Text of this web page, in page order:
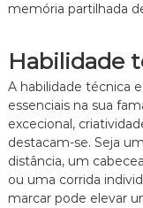
memória partilhada
Habilidade
A habilidade técnica
essenciais na sua
excecional,
destacam-se. Seja
distância, um
ou uma corrida
marcar pode elevar